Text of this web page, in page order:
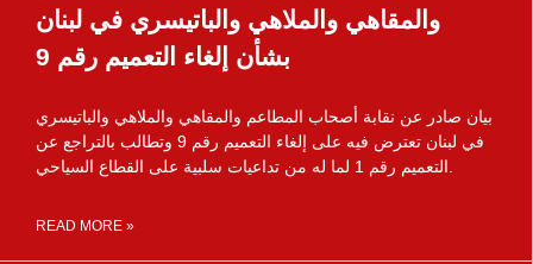
والمقاهي والملاهي والباتيسري في لبنان
بشأن إلغاء التعميم رقم 9
بيان صادر عن نقابة أصحاب المطاعم والمقاهي والملاهي والباتيسري
في لبنان تعترض فيه على إلغاء التعميم رقم 9 وتطالب بالتراجع عن
READ MORE »